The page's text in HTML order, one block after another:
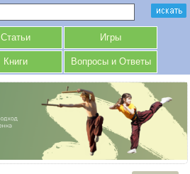
Статьи Игры
Книги Вопросы и Ответы